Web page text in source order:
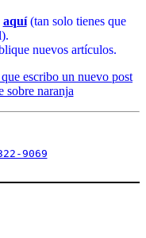
aquí(tan solo tienes que
nuevos artículos.
9069